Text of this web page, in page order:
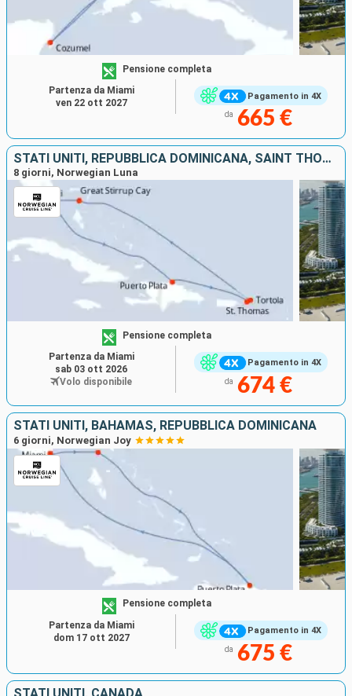
Pagamento in 4X
Pensione completa
da 665 €
Partenza da Miami
ven 22 ott 2027
STATI UNITI, REPUBBLICA DOMINICANA, SAINT THOMAS, TORTOLA, BAHAMAS
8 giorni, Norwegian Luna
Pagamento in 4X
Pensione completa
da 674 €
Partenza da Miami
sab 03 ott 2026
Volo disponibile
STATI UNITI, BAHAMAS, REPUBBLICA DOMINICANA
6 giorni, Norwegian Joy
Pagamento in 4X
Pensione completa
da 675 €
Partenza da Miami
dom 17 ott 2027